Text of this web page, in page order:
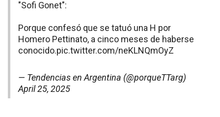
"Sofi Gonet":
Porque confesó que se tatuó una H por
Homero Pettinato, a cinco meses de haberse
conocido.pic.twitter.com/neKLNQmOyZ
— Tendencias en Argentina (@porqueTTarg)
April 25, 2025